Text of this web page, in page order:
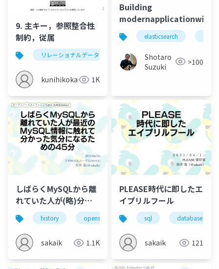
9. 主キー，参照整合性
制約，従属
リレーショナルデータベース 従属
kunihikokaneko1K
Building
elasticsearch
Shotaro
Suzuki
>100
しばらくMySQLから離
れていた人が(略)分か
った気分になるための
45分～OSC2021-
Hokkaido
history opensource hokkaido database
sakaik 1.1K
PLEASE時代に即したエ
イプリルフール
sql database
sakaik 121